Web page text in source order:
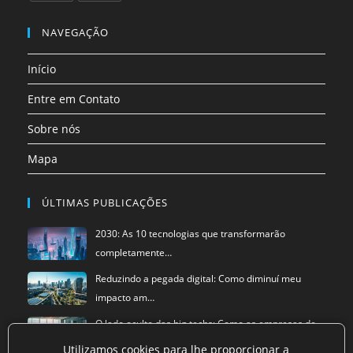
aba
aba
em
uma
nova
aba
em
uma
aba
NAVEGAÇÃO
Início
Entre em Contato
Sobre nós
Mapa
ÚLTIMAS PUBLICAÇÕES
2030: As 10 tecnologias que transformarão
completamente…
Reduzindo a pegada digital: Como diminuí meu
impacto am…
O lado oculto das big techs: Como as empresas de
Utilizamos cookies para lhe proporcionar a